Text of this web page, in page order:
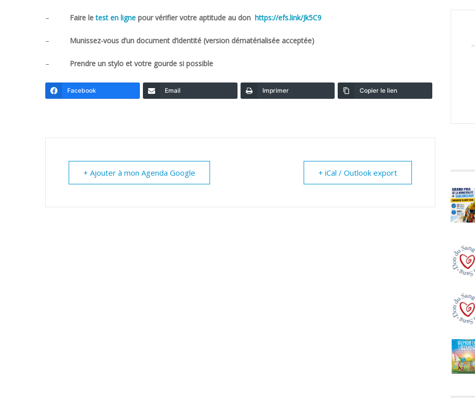
– Faire letest en ligne pour vérifier votre aptitude au don https://efs.link/Jk5C9
– Munissez-vous d’un document d’identité (version dématérialisée acceptée)
– Prendre un stylo et votre gourde si possible
Facebook Email Imprimer Copier le lien
+ Ajouter à mon Agenda Google + iCal / Outlook export